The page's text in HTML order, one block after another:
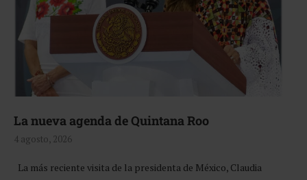
La nueva agenda de Quintana Roo
4 agosto, 2026
La más reciente visita de la presidenta de México, Claudia